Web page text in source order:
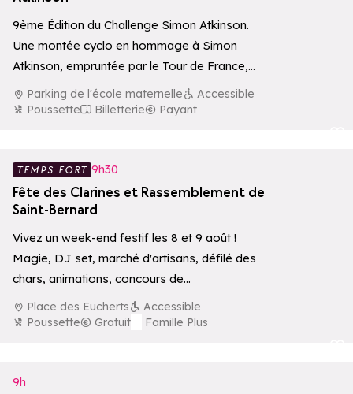
9ème Édition du Challenge Simon Atkinson.
Une montée cyclo en hommage à Simon
Atkinson, empruntée par le Tour de France,…
Parking de l'école maternelle
Accessible
Poussette
Billetterie
Payant
TEMPS FORT 9h30
Fête des Clarines et Rassemblement de
Saint-Bernard
Vivez un week-end festif les 8 et 9 août !
Magie, DJ set, marché d'artisans, défilé des
chars, animations, concours de…
Place des Eucherts
Accessible
Poussette
Gratuit
Famille Plus
9h